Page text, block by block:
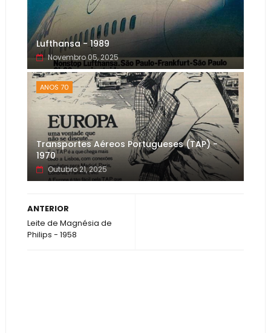
Lufthansa - 1989
Novembro 05, 2025
ANOS 70
Transportes Aéreos Portugueses (TAP) -
1970
Outubro 21, 2025
ANTERIOR
Leite de Magnésia de
Philips - 1958